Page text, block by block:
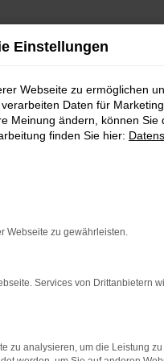
Einstellungen
Webseite zu ermöglichen
Daten für
Meinung ändern, können
finden Sie hier:
Webseite zu gewährleisten.
Services von Drittanbietern
zu analysieren, um die Leistung